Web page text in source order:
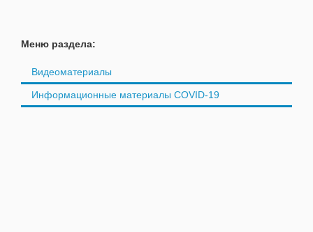
Меню раздела:
Видеоматериалы
Информационные материалы COVID-19